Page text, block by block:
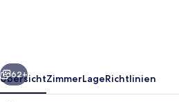
Weiter
62+
ÜbersichtZimmerLageRichtlinien